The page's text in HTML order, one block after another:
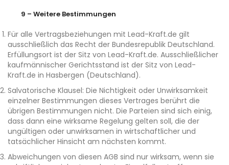
9 – Weitere Bestimmungen
Für alle Vertragsbeziehungen mit Lead-Kraft.de gilt
ausschließlich das Recht der Bundesrepublik Deutschland.
Erfüllungsort ist der Sitz von Lead-Kraft.de. Ausschließlicher
kaufmännischer Gerichtsstand ist der Sitz von Lead-
Kraft.de in Hasbergen (Deutschland).
Salvatorische Klausel: Die Nichtigkeit oder Unwirksamkeit
einzelner Bestimmungen dieses Vertrages berührt die
übrigen Bestimmungen nicht. Die Parteien sind sich einig,
dass dann eine wirksame Regelung gelten soll, die der
ungültigen oder unwirksamen in wirtschaftlicher und
tatsächlicher Hinsicht am nächsten kommt.
Abweichungen von diesen AGB sind nur wirksam, wenn sie